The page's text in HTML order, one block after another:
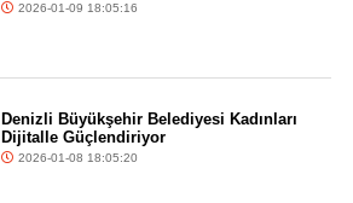
2026-01-09 18:05:16
Denizli Büyükşehir Belediyesi Kadınları
Dijitalle Güçlendiriyor
2026-01-08 18:05:20